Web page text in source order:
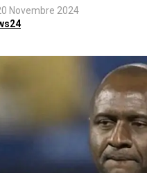
Novembre 2024